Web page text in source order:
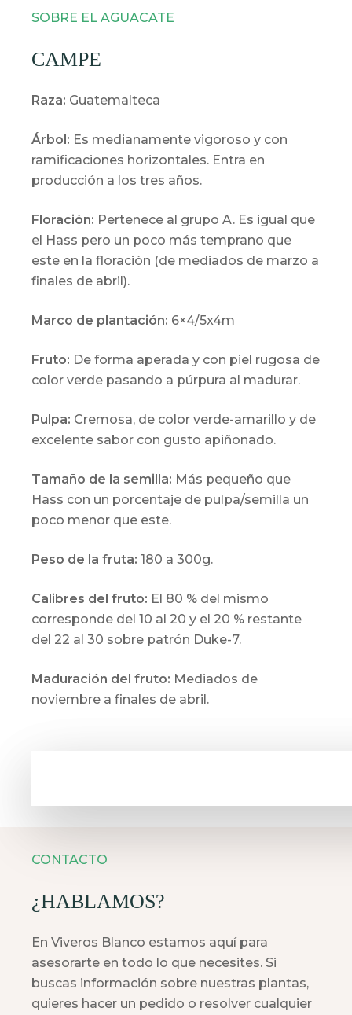
SOBRE EL AGUACATE
CAMPE
Raza: Guatemalteca
Árbol: Es medianamente vigoroso y con
ramificaciones horizontales. Entra en
producción a los tres años.
Floración: Pertenece al grupo A. Es igual que
el Hass pero un poco más temprano que
este en la floración (de mediados de marzo a
finales de abril).
Marco de plantación: 6×4/5x4m
Fruto: De forma aperada y con piel rugosa de
color verde pasando a púrpura al madurar.
Pulpa: Cremosa, de color verde-amarillo y de
excelente sabor con gusto apiñonado.
Tamaño de la semilla: Más pequeño que
Hass con un porcentaje de pulpa/semilla un
poco menor que este.
Peso de la fruta: 180 a 300g.
Calibres del fruto: El 80 % del mismo
corresponde del 10 al 20 y el 20 % restante
del 22 al 30 sobre patrón Duke-7.
Maduración del fruto: Mediados de
noviembre a finales de abril.
CONTACTO
¿HABLAMOS?
En Viveros Blanco estamos aquí para
asesorarte en todo lo que necesites. Si
buscas información sobre nuestras plantas,
quieres hacer un pedido o resolver cualquier